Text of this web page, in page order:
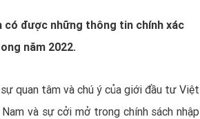
có được những thông tin chính xác
năm 2022.
quan tâm và chú ý của giới đầu tư Việt
và sự cởi mở trong chính sách nhập